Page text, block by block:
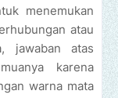
menemukan
atau
jawaban atas
karena
warna mata